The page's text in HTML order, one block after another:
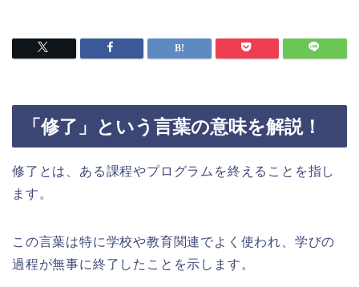
「修了」という言葉の意味を解説！
修了とは、ある課程やプログラムを終えることを指し
ます。
この言葉は特に学校や教育関連でよく使われ、学びの
過程が無事に終了したことを示します。